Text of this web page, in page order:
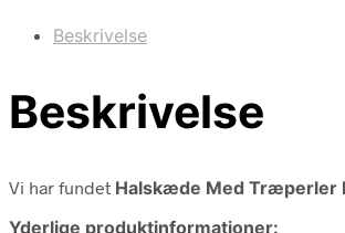
Beskrivelse
Beskrivelse
Vi har fundet Halskæde Med Træperler
Yderlige produktinformationer: